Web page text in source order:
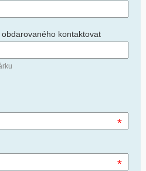
kontaktovat
*
*